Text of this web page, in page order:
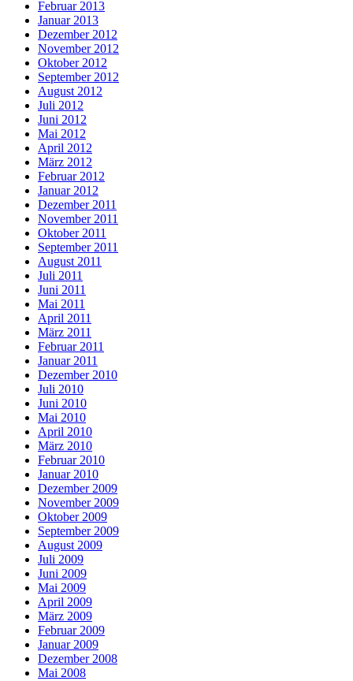
Februar 2013
Januar 2013
Dezember 2012
November 2012
Oktober 2012
September 2012
August 2012
Juli 2012
Juni 2012
Mai 2012
April 2012
März 2012
Februar 2012
Januar 2012
Dezember 2011
November 2011
Oktober 2011
September 2011
August 2011
Juli 2011
Juni 2011
Mai 2011
April 2011
März 2011
Februar 2011
Januar 2011
Dezember 2010
Juli 2010
Juni 2010
Mai 2010
April 2010
März 2010
Februar 2010
Januar 2010
Dezember 2009
November 2009
Oktober 2009
September 2009
August 2009
Juli 2009
Juni 2009
Mai 2009
April 2009
März 2009
Februar 2009
Januar 2009
Dezember 2008
Mai 2008